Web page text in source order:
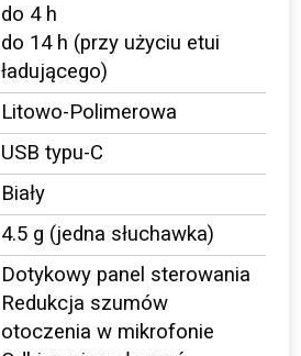
do 4 h
do 14 h (przy użyciu etui
ładującego)
Litowo-Polimerowa
USB typu-C
Biały
4.5 g (jedna słuchawka)
Dotykowy panel sterowania
Redukcja szumów
otoczenia w mikrofonie